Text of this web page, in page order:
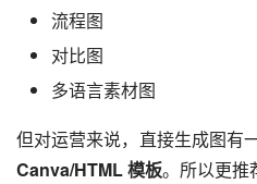
流程图
对比图
多语言素材图
但对运营来说，直接生成图有
Canva/HTML 模板。所以更推